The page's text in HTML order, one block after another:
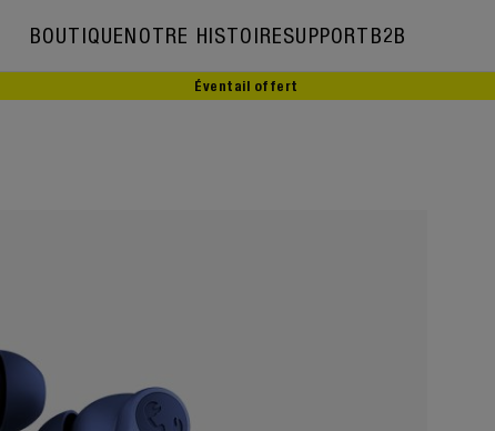
BOUTIQUENOTRE HISTOIRE
Notre histoire
SUPPORTB2B
Éventail offert